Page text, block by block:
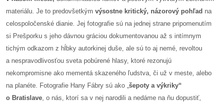
materiálu. Je to predovšetkým výsostne kritický, názorový pohľad na
celospoločenské dianie. Jej fotografie sú na jednej strane pripomenutím
si Prešporku s jeho dávnou gráciou dokumentovanou až s intímnym
tichým odkazom z hĺbky autorkinej duše, ale sú to aj nemé, revoltou
a nespravodlivosťou sveta pobúrené hlasy, ktoré rezonujú
nekompromisne ako mementá skazeného ľudstva, či už v meste, alebo
na planéte. Fotografie Hany Fábry sú ako „ šepoty a výkriky“
o Bratislave , o nás, ktorí sa v nej narodili a nedáme na ňu dopustiť,